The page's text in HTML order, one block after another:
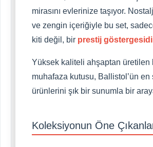
mirasını evlerinize taşıyor.
ve zengin içeriğiyle bu set,
kiti değil, bir prestij
Yüksek kaliteli ahşaptan üretilen
muhafaza kutusu, Ballistol’ün en
ürünlerini şık bir sunumla bir
Koleksiyonun Öne